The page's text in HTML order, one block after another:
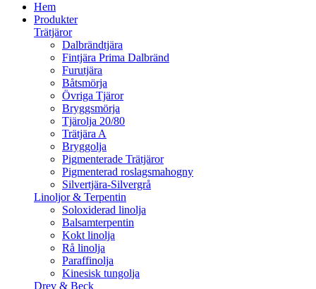
Hem
Produkter
Trätjäror
Dalbrändtjära
Fintjära Prima Dalbränd
Furutjära
Båtsmörja
Övriga Tjäror
Bryggsmörja
Tjärolja 20/80
Trätjära A
Bryggolja
Pigmenterade Trätjäror
Pigmenterad roslagsmahogny
Silvertjära-Silvergrå
Linoljor & Terpentin
Soloxiderad linolja
Balsamterpentin
Kokt linolja
Rå linolja
Paraffinolja
Kinesisk tungolja
Drev & Beck